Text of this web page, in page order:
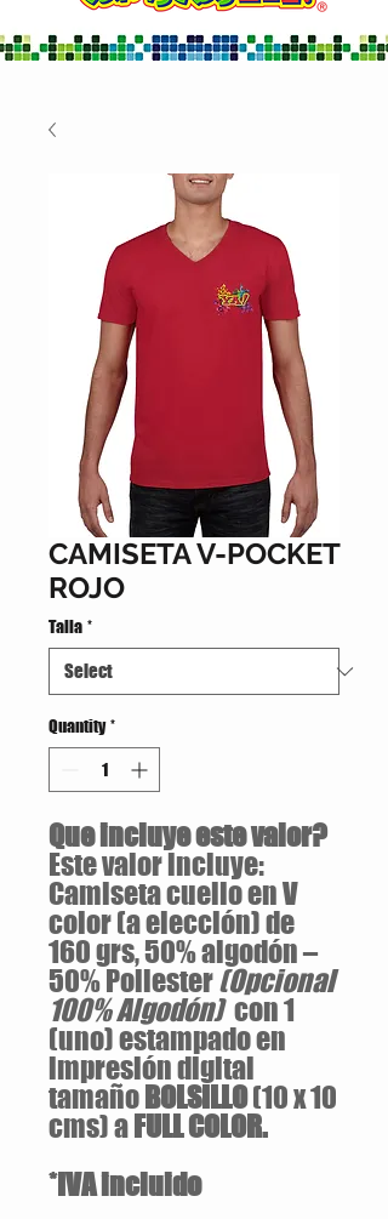
CAMISETA V-POCKET
ROJO
Talla *
Quantity *
Que incluye este valor?
Este valor incluye:
Camiseta cuello en V
color (a elección) de
160 grs, 50% algodón –
50% Poliester(Opcional
100% Algodón)con 1
(uno) estampado en
impresión digital
tamaño BOLSILLO(10 x 10
cms) a FULL COLOR.
*IVA incluido